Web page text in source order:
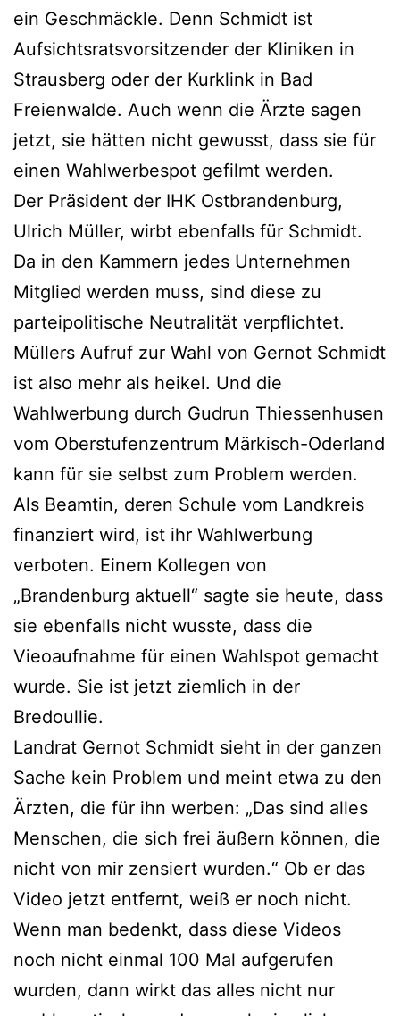
ein Geschmäckle. Denn Schmidt ist
Aufsichtsratsvorsitzender der Kliniken in
Strausberg oder der Kurklink in Bad
Freienwalde. Auch wenn die Ärzte sagen
jetzt, sie hätten nicht gewusst, dass sie für
einen Wahlwerbespot gefilmt werden.
Der Präsident der IHK Ostbrandenburg,
Ulrich Müller, wirbt ebenfalls für Schmidt.
Da in den Kammern jedes Unternehmen
Mitglied werden muss, sind diese zu
parteipolitische Neutralität verpflichtet.
Müllers Aufruf zur Wahl von Gernot Schmidt
ist also mehr als heikel. Und die
Wahlwerbung durch Gudrun Thiessenhusen
vom Oberstufenzentrum Märkisch-Oderland
kann für sie selbst zum Problem werden.
Als Beamtin, deren Schule vom Landkreis
finanziert wird, ist ihr Wahlwerbung
verboten. Einem Kollegen von
„Brandenburg aktuell“ sagte sie heute, dass
sie ebenfalls nicht wusste, dass die
Vieoaufnahme für einen Wahlspot gemacht
wurde. Sie ist jetzt ziemlich in der
Bredoullie.
Landrat Gernot Schmidt sieht in der ganzen
Sache kein Problem und meint etwa zu den
Ärzten, die für ihn werben: „Das sind alles
Menschen, die sich frei äußern können, die
nicht von mir zensiert wurden.“ Ob er das
Video jetzt entfernt, weiß er noch nicht.
Wenn man bedenkt, dass diese Videos
noch nicht einmal 100 Mal aufgerufen
wurden, dann wirkt das alles nicht nur